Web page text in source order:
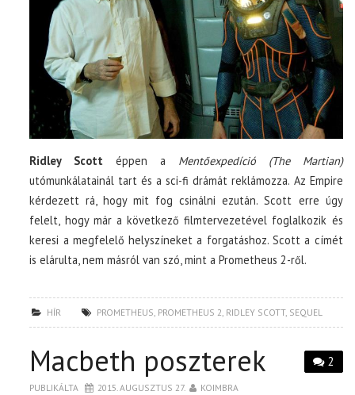
Ridley Scott éppen a Mentőexpedíció (The Martian)
utómunkálatainál tart és a sci-fi drámát reklámozza. Az Empire
kérdezett rá, hogy mit fog csinálni ezután. Scott erre úgy
felelt, hogy már a következő filmtervezetével foglalkozik és
keresi a megfelelő helyszíneket a forgatáshoz. Scott a címét
is elárulta, nem másról van szó, mint a Prometheus 2-ről.
HÍR PROMETHEUS, PROMETHEUS 2, RIDLEY SCOTT, SEQUEL
2
Macbeth poszterek
PUBLIKÁLTA 2015. AUGUSZTUS 27. KOIMBRA